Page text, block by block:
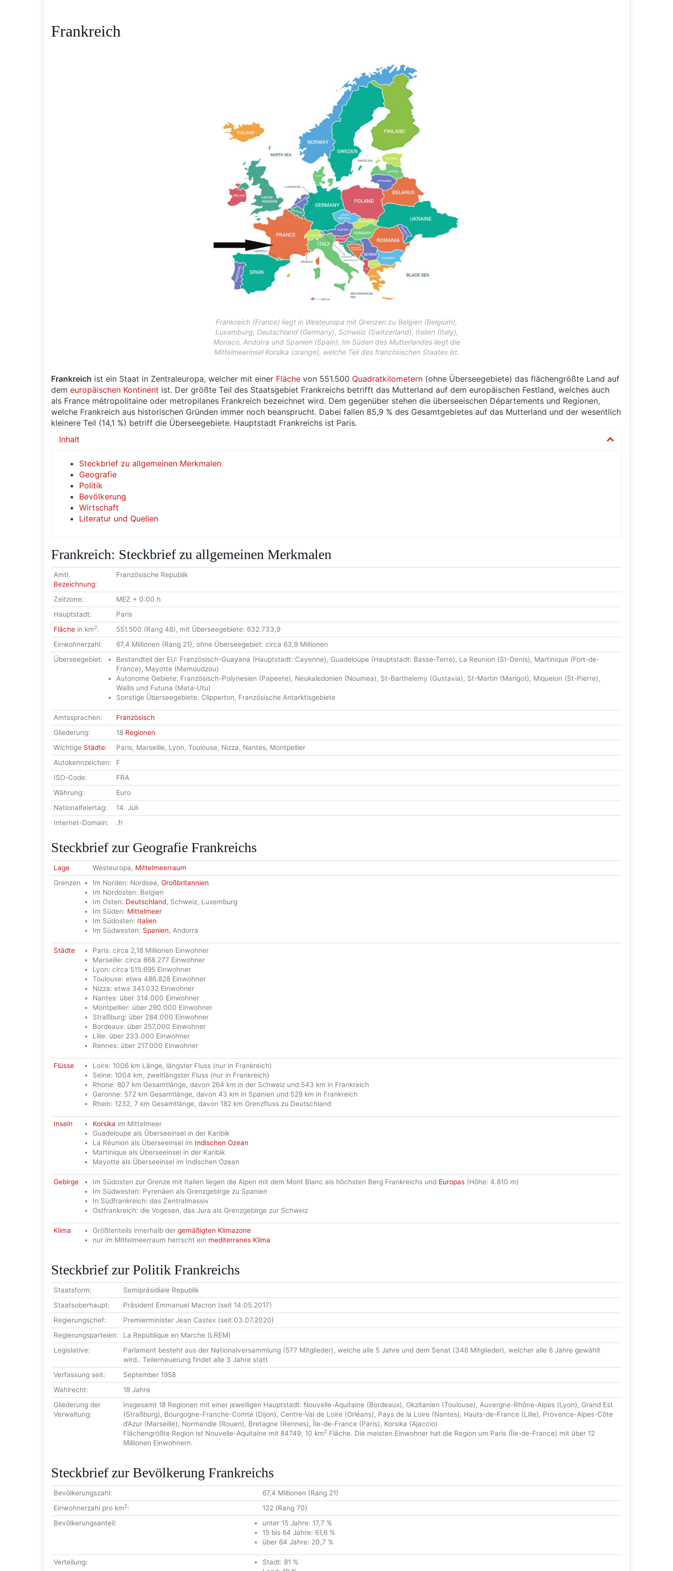
Frankreich
Frankreich (France) liegt in Westeuropa mit Grenzen zu Belgien (Belgium),
Luxemburg, Deutschland (Germany), Schweiz (Switzerland), Italien (Italy),
Monaco, Andorra und Spanien (Spain). Im Süden des Mutterlandes liegt die
Mittelmeerinsel Korsika (orange), welche Teil des französischen Staates ist.
Frankreich ist ein Staat in Zentraleuropa, welcher mit einer Fläche von 551.500 Quadratkilometern (ohne Überseegebiete) das flächengrößte Land auf
dem europäischen Kontinent ist. Der größte Teil des Staatsgebiet Frankreichs betrifft das Mutterland auf dem europäischen Festland, welches auch
als France métropolitaine oder metropilanes Frankreich bezeichnet wird. Dem gegenüber stehen die überseeischen Départements und Regionen,
welche Frankreich aus historischen Gründen immer noch beansprucht. Dabei fallen 85,9 % des Gesamtgebietes auf das Mutterland und der wesentlich
kleinere Teil (14,1 %) betriff die Überseegebiete. Hauptstadt Frankreichs ist Paris.
Inhalt
Steckbrief zu allgemeinen Merkmalen
Geografie
Politik
Bevölkerung
Wirtschaft
Literatur und Quellen
Frankreich: Steckbrief zu allgemeinen Merkmalen
Amtl.
Bezeichnung:
Französische Republik
Zeitzone:
MEZ + 0:00 h
Hauptstadt:
Paris
Fläche in km2:
551.500 (Rang 48), mit Überseegebiete: 632.733,9
Einwohnerzahl:
67,4 Millionen (Rang 21), ohne Überseegebiet: circa 63,9 Millionen
Überseegebiet:
Bestandteil der EU: Französisch-Guayana (Hauptstadt: Cayenne), Guadeloupe (Hauptstadt: Basse-Terre), La Reunion (St-Denis), Martinique (Fort-de-
France), Mayotte (Mamoudzou)
Autonome Gebiete: Französisch-Polynesien (Papeete), Neukaledonien (Noumea), St-Barthelemy (Gustavia), St-Martin (Marigot), Miquelon (St-Pierre),
Wallis und Futuna (Mata-Utu)
Sonstige Überseegebiete: Clipperton, Französische Antarktisgebiete
Amtssprachen:
Französisch
Gliederung:
18 Regionen
Wichtige Städte:
Paris, Marseille, Lyon, Toulouse, Nizza, Nantes, Montpellier
Autokennzeichen:
F
ISO-Code:
FRA
Währung:
Euro
Nationalfeiertag:
14. Juli
Internet-Domain:
.fr
Steckbrief zur Geografie Frankreichs
Lage Westeuropa, Mittelmeerraum
Grenzen
Im Norden: Nordsee, Großbritannien
Im Nordosten: Belgien
Im Osten: Deutschland, Schweiz, Luxemburg
Im Süden: Mittelmeer
Im Südosten: Italien
Im Südwesten: Spanien, Andorra
Städte
Paris: circa 2,18 Millionen Einwohner
Marseille: circa 868.277 Einwohner
Lyon: circa 515.695 Einwohner
Toulouse: etwa 486.828 Einwohner
Nizza: etwa 341.032 Einwohner
Nantes: über 314.000 Einwohner
Montpellier: über 290.000 Einwohner
Straßburg: über 284.000 Einwohner
Bordeaux: über 257.000 Einwohner
Lille: über 233.000 Einwohner
Rennes: über 217.000 Einwohner
Flüsse
Loire: 1006 km Länge, längster Fluss (nur in Frankreich)
Seine: 1004 km, zweitlängster Fluss (nur in Frankreich)
Rhone: 807 km Gesamtlänge, davon 264 km in der Schweiz und 543 km in Frankreich
Garonne: 572 km Gesamtlänge, davon 43 km in Spanien und 529 km in Frankreich
Rhein: 1232, 7 km Gesamtlänge, davon 182 km Grenzfluss zu Deutschland
Inseln Korsika im Mittelmeer
Guadeloupe als Überseeinsel in der Karibik
La Réunion als Überseeinsel im Indischen Ozean
Martinique als Überseeinsel in der Karibik
Mayotte als Überseeinsel im Indischen Ozean
Gebirge Im Südosten zur Grenze mit Italien liegen die Alpen mit dem Mont Blanc als höchsten Berg Frankreichs und Europas (Höhe: 4.810 m)
Im Südwesten: Pyrenäen als Grenzgebirge zu Spanien
In Südfrankreich: das Zentralmassiv
Ostfrankreich: die Vogesen, das Jura als Grenzgebirge zur Schweiz
Klima Größtenteils innerhalb der gemäßigten Klimazone
nur im Mittelmeerraum herrscht ein mediterranes Klima
Steckbrief zur Politik Frankreichs
Staatsform:
Semipräsidiale Republik
Staatsoberhaupt:
Präsident Emmanuel Macron (seit 14.05.2017)
Regierungschef:
Premierminister Jean Castex (seit 03.07.2020)
Regierungsparteien:
La Republique en Marche (LREM)
Legislative:
Parlament besteht aus der Nationalversammlung (577 Mitglieder), welche alle 5 Jahre und dem Senat (348 Mitglieder), welcher alle 6 Jahre gewählt
wird.. Teilerneuerung findet alle 3 Jahre statt
Verfassung seit:
September 1958
Wahlrecht:
18 Jahre
Gliederung der
Verwaltung:
Insgesamt 18 Regionen mit einer jeweiligen Hauptstadt: Nouvelle-Aquitaine (Bordeaux), Okzitanien (Toulouse), Auvergne-Rhône-Alpes (Lyon), Grand Est
(Straßburg), Bourgogne-Franche-Comté (Dijon), Centre-Val de Loire (Orléans), Pays de la Loire (Nantes), Hauts-de-France (Lille), Provence-Alpes-Côte
d’Azur (Marseille), Normandie (Rouen), Bretagne (Rennes), Île-de-France (Paris), Korsika (Ajaccio)
Flächengrößte Region ist Nouvelle-Aquitaine mit 84749, 10 km2 Fläche. Die meisten Einwohner hat die Region um Paris (Île-de-France) mit über 12
Millionen Einwohnern.
Steckbrief zur Bevölkerung Frankreichs
Bevölkerungszahl:
67,4 Millionen (Rang 21)
Einwohnerzahl pro km2:
122 (Rang 70)
Bevölkerungsanteil:
unter 15 Jahre: 17,7 %
15 bis 64 Jahre: 61,6 %
über 64 Jahre: 20,7 %
Verteilung:
Stadt: 81 %